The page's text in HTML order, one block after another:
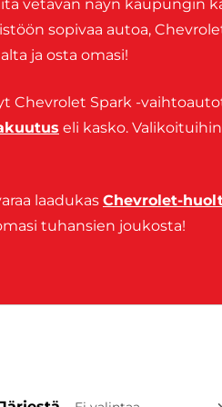
vetävän näyn kaupungin
sopivaa autoa,
ja osta omasi!
Chevrolet Spark -
eli kasko.
laadukas Chevrolet-
tuhansien joukosta!